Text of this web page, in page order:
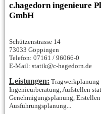
c.hagedorn ingenieure
GmbH
Schützenstrasse 14
73033 Göppingen
Telefon: 07161 / 96066-0
E-Mail: statik@c-hagedorn.de
Leistungen: Tragwerkplanung
Ingenieurberatung, Aufstellen
Genehmigungsplanung,
Ausführungsplanung...